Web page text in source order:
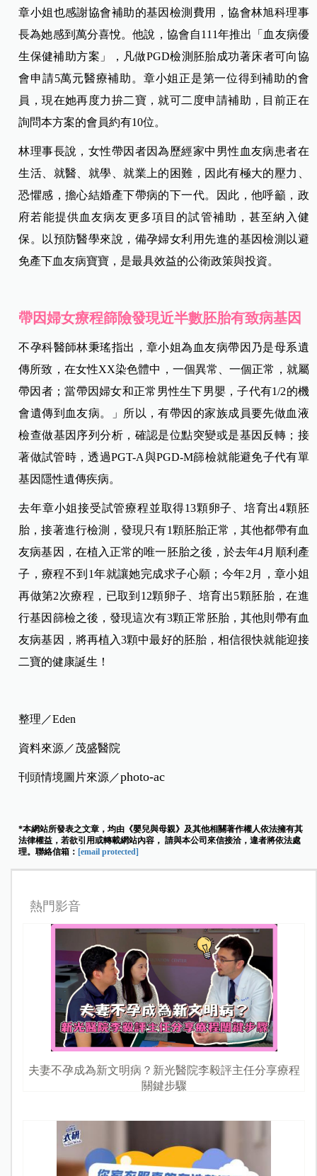
章小姐也感謝協會補助的基因檢測費用，協會林旭科理事
長為她感到萬分喜悅。他說，協會自111年推出「血友病優
生保健補助方案」，凡做PGD檢測胚胎成功著床者可向協
會申請5萬元醫療補助。章小姐正是第一位得到補助的會
員，現在她再度力拚二寶，就可二度申請補助，目前正在
詢問本方案的會員約有10位。
林理事長說，女性帶因者因為歷經家中男性血友病患者在
生活、就醫、就學、就業上的困難，因此有極大的壓力、
恐懼感，擔心結婚產下帶病的下一代。因此，他呼籲，政
府若能提供血友病友更多項目的試管補助，甚至納入健
保。以預防醫學來說，備孕婦女利用先進的基因檢測以避
免產下血友病寶寶，是最具效益的公衛政策與投資。
帶因婦女療程篩險發現近半數胚胎有致病基因
不孕科醫師林秉瑤指出，章小姐為血友病帶因乃是母系遺
傳所致，在女性XX染色體中，一個異常、一個正常，就屬
帶因者；當帶因婦女和正常男性生下男嬰，子代有1/2的機
會遺傳到血友病。」所以，有帶因的家族成員要先做血液
檢查做基因序列分析，確認是位點突變或是基因反轉；接
著做試管時，透過PGT-A與PGD-M篩檢就能避免子代有單
基因隱性遺傳疾病。
去年章小姐接受試管療程並取得13顆卵子、培育出4顆胚
胎，接著進行檢測，發現只有1顆胚胎正常，其他都帶有血
友病基因，在植入正常的唯一胚胎之後，於去年4月順利產
子，療程不到1年就讓她完成求子心願；今年2月，章小姐
再做第2次療程，已取到12顆卵子、培育出5顆胚胎，在進
行基因篩檢之後，發現這次有3顆正常胚胎，其他則帶有血
友病基因，將再植入3顆中最好的胚胎，相信很快就能迎接
二寶的健康誕生！
整理／Eden
資料來源／茂盛醫院
刊頭情境圖片來源／photo-ac
*本網站所發表之文章，均由《嬰兒與母親》及其他相關著作權人依法擁有其
法律權益，若欲引用或轉載網站內容， 請與本公司來信接洽，違者將依法處
理。聯絡信箱： [email protected]
熱門影音
夫妻不孕成為新文明病？新光醫院李毅評主任分享療程
關鍵步驟